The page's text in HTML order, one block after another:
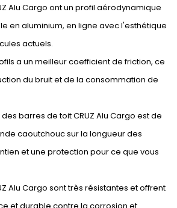
Alu Cargo ont un profil aérodynamique
en aluminium, en ligne avec l'esthétique
actuels.
a un meilleur coefficient de friction, ce
du bruit et de la consommation de
barres de toit CRUZ Alu Cargo est de
caoutchouc sur la longueur des
et une protection pour ce que vous
Alu Cargo sont très résistantes et offrent